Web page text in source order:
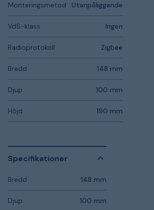
Monteringsmetod Utanpåliggande
VdS-klass Ingen
Radioprotokoll Zigbee
Bredd 148 mm
Djup 100 mm
Höjd 190 mm
Specifikationer
Bredd 148 mm
Djup 100 mm